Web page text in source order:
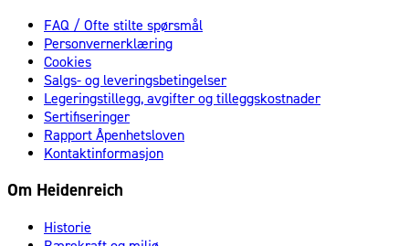
FAQ / Ofte stilte spørsmål
Personvernerklæring
Cookies
Salgs- og leveringsbetingelser
Legeringstillegg, avgifter og tilleggskostnader
Sertifiseringer
Rapport Åpenhetsloven
Kontaktinformasjon
Om Heidenreich
Historie